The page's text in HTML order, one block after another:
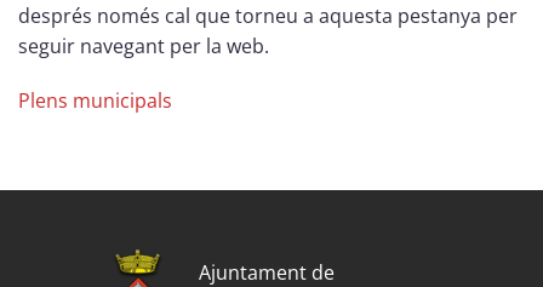
després només cal que torneu a aquesta pestanya per
seguir navegant per la web.
Plens municipals
Ajuntament de